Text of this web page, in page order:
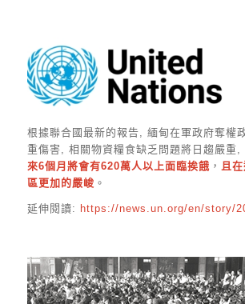
根據聯合國最新的報告, 緬甸在軍政府奪權
重傷害, 相關物資糧食缺乏問題將日趨嚴重,
來6個月將會有620萬人以上面臨挨餓， 且
區更加的嚴峻 。
延伸閱讀: https://news.un.org/en/story/